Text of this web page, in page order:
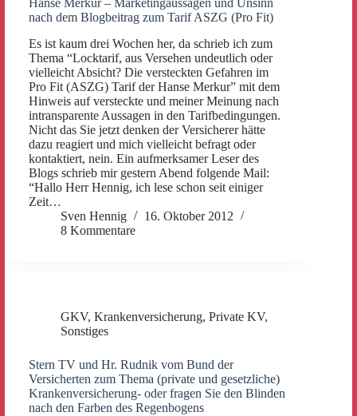
Hanse Merkur – Marketingaussagen und Unsinn
nach dem Blogbeitrag zum Tarif ASZG (Pro Fit)
Es ist kaum drei Wochen her, da schrieb ich zum
Thema “Locktarif, aus Versehen undeutlich oder
vielleicht Absicht? Die versteckten Gefahren im
Pro Fit (ASZG) Tarif der Hanse Merkur” mit dem
Hinweis auf versteckte und meiner Meinung nach
intransparente Aussagen in den Tarifbedingungen.
Nicht das Sie jetzt denken der Versicherer hätte
dazu reagiert und mich vielleicht befragt oder
kontaktiert, nein. Ein aufmerksamer Leser des
Blogs schrieb mir gestern Abend folgende Mail:
“Hallo Herr Hennig, ich lese schon seit einiger
Zeit…
Sven Hennig
16. Oktober 2012
8 Kommentare
GKV, Krankenversicherung, Private KV,
Sonstiges
Stern TV und Hr. Rudnik vom Bund der
Versicherten zum Thema (private und gesetzliche)
Krankenversicherung- oder fragen Sie den Blinden
nach den Farben des Regenbogens